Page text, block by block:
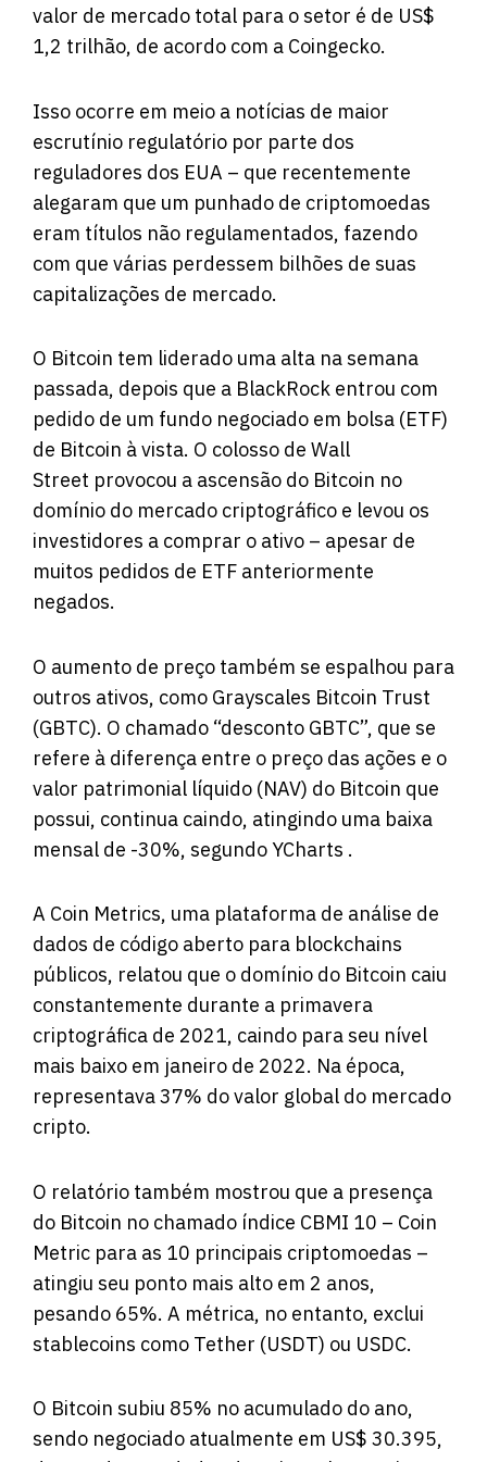
valor de mercado total para o setor é de US$
1,2 trilhão, de acordo com a Coingecko.
Isso ocorre em meio a notícias de maior
escrutínio regulatório por parte dos
reguladores dos EUA – que recentemente
alegaram que um punhado de criptomoedas
eram títulos não regulamentados, fazendo
com que várias perdessem bilhões de suas
capitalizações de mercado.
O Bitcoin tem liderado uma alta na semana
passada, depois que a BlackRock entrou com
pedido de um fundo negociado em bolsa (ETF)
de Bitcoin à vista. O colosso de Wall
Street provocou a ascensão do Bitcoin no
domínio do mercado criptográfico e levou os
investidores a comprar o ativo – apesar de
muitos pedidos de ETF anteriormente
negados.
O aumento de preço também se espalhou para
outros ativos, como Grayscales Bitcoin Trust
(GBTC). O chamado “desconto GBTC”, que se
refere à diferença entre o preço das ações e o
valor patrimonial líquido (NAV) do Bitcoin que
possui, continua caindo, atingindo uma baixa
mensal de -30%, segundo YCharts .
A Coin Metrics, uma plataforma de análise de
dados de código aberto para blockchains
públicos, relatou que o domínio do Bitcoin caiu
constantemente durante a primavera
criptográfica de 2021, caindo para seu nível
mais baixo em janeiro de 2022. Na época,
representava 37% do valor global do mercado
cripto.
O relatório também mostrou que a presença
do Bitcoin no chamado índice CBMI 10 – Coin
Metric para as 10 principais criptomoedas –
atingiu seu ponto mais alto em 2 anos,
pesando 65%. A métrica, no entanto, exclui
stablecoins como Tether (USDT) ou USDC.
O Bitcoin subiu 85% no acumulado do ano,
sendo negociado atualmente em US$ 30.395,